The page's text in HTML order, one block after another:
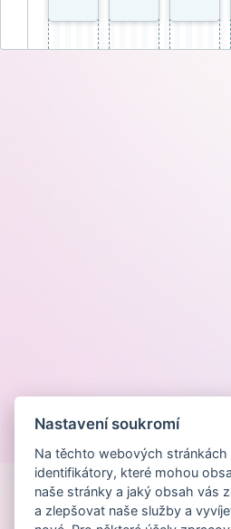
Nastavení soukromí
Na těchto webových
identifikátory, které mohou
naše stránky a jaký obsah vás
a zlepšovat naše služby a